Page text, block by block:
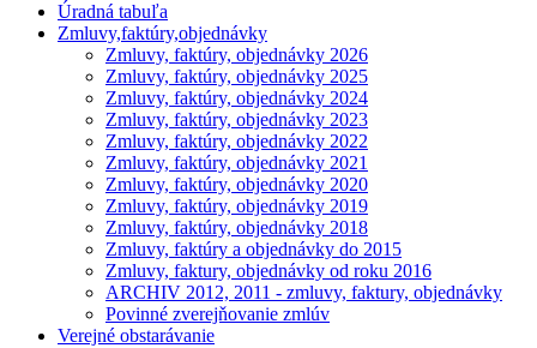
Úradná tabuľa
Zmluvy,faktúry,objednávky
Zmluvy, faktúry, objednávky 2026
Zmluvy, faktúry, objednávky 2025
Zmluvy, faktúry, objednávky 2024
Zmluvy, faktúry, objednávky 2023
Zmluvy, faktúry, objednávky 2022
Zmluvy, faktúry, objednávky 2021
Zmluvy, faktúry, objednávky 2020
Zmluvy, faktúry, objednávky 2019
Zmluvy, faktúry, objednávky 2018
Zmluvy, faktúry a objednávky do 2015
Zmluvy, faktury, objednávky od roku 2016
ARCHIV 2012, 2011 - zmluvy, faktury, objednávky
Povinné zverejňovanie zmlúv
Verejné obstarávanie